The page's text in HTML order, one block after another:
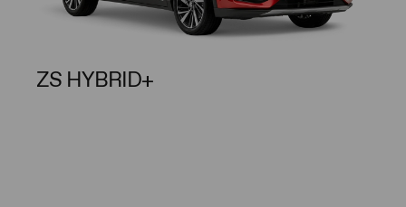
ZS HYBRID+